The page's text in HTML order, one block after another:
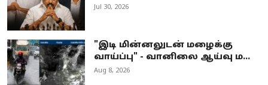
Jul 30, 2026
"இடி மின்னலுடன் மழைக்கு
வாய்ப்பு" - வானிலை ஆய்வு ம...
Aug 8, 2026